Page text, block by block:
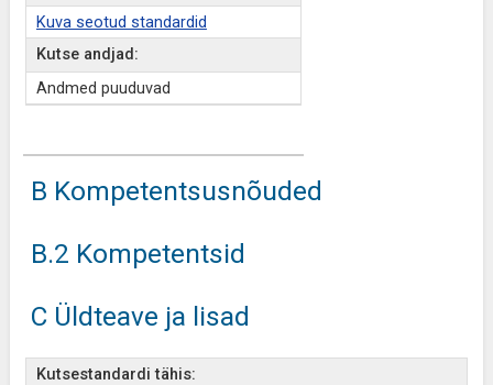
Kuva seotud standardid
Kutse andjad:
Andmed puuduvad
B Kompetentsusnõuded
B.2 Kompetentsid
C Üldteave ja lisad
Kutsestandardi tähis: